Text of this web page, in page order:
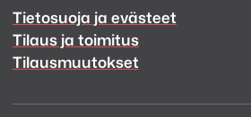
Tietosuoja ja evästeet
Tilaus ja toimitus
Tilausmuutokset